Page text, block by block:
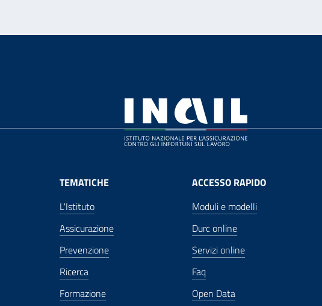
TEMATICHE
L'Istituto
Assicurazione
Prevenzione
Ricerca
Formazione
ACCESSO RAPIDO
Moduli e modelli
Durc online
Servizi online
Faq
Open Data